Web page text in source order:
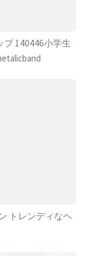
プ 140446小学生
トレンディなヘ